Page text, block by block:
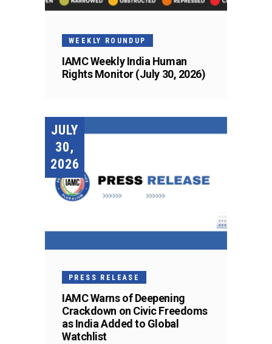
WEEKLY ROUNDUP
IAMC Weekly India Human
Rights Monitor (July 30, 2026)
JULY
30,
2026
PRESS RELEASE
IAMC Warns of Deepening
Crackdown on Civic Freedoms
as India Added to Global
Watchlist